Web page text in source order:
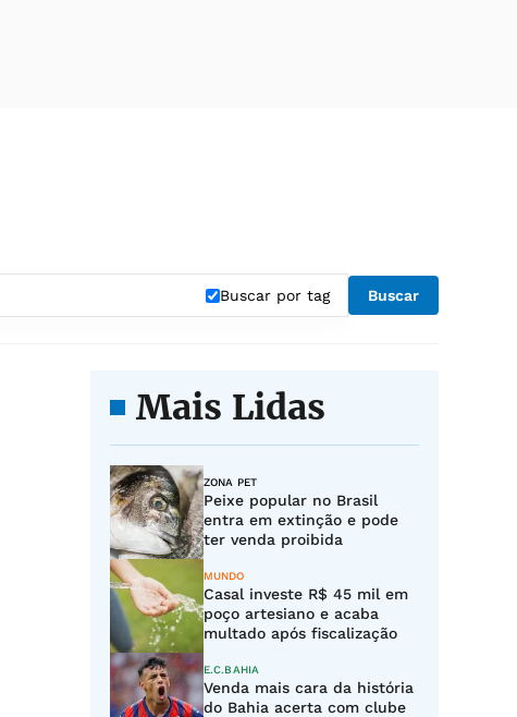
Buscar por tag Buscar
Mais Lidas
ZONA PET
Peixe popular no Brasil
entra em extinção e pode
ter venda proibida
MUNDO
Casal investe R$ 45 mil em
poço artesiano e acaba
multado após fiscalização
E.C.BAHIA
Venda mais cara da história
do Bahia acerta com clube